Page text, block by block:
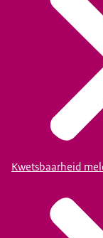
Kwetsbaarheid